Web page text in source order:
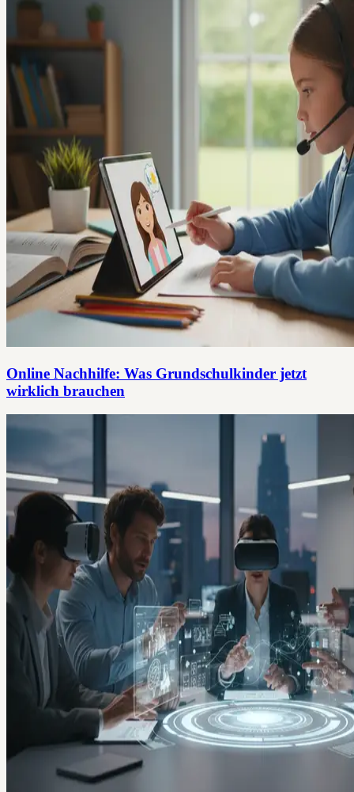
Online Nachhilfe: Was Grundschulkinder jetzt
wirklich brauchen